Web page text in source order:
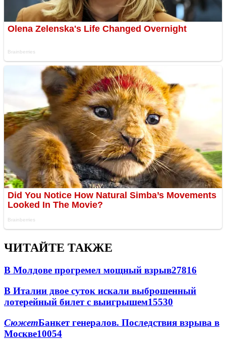
ЧИТАЙТЕ ТАКЖЕ
В Молдове прогремел мощный взрыв27816
В Италии двое суток искали выброшенный
лотерейный билет с выигрышем15530
СюжетБанкет генералов. Последствия взрыва в
Москве10054